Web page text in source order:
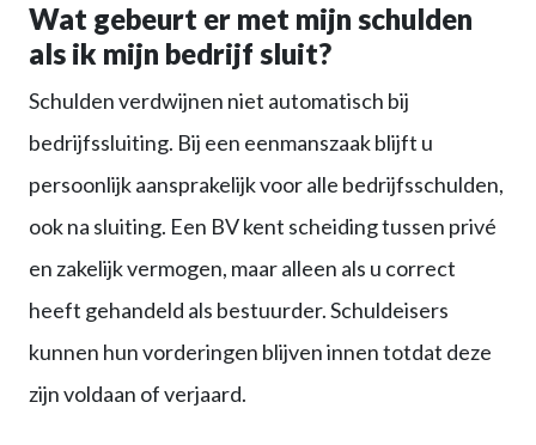
Wat gebeurt er met mijn schulden
als ik mijn bedrijf sluit?
Schulden verdwijnen niet automatisch bij
bedrijfssluiting. Bij een eenmanszaak blijft u
persoonlijk aansprakelijk voor alle bedrijfsschulden,
ook na sluiting. Een BV kent scheiding tussen privé
en zakelijk vermogen, maar alleen als u correct
heeft gehandeld als bestuurder. Schuldeisers
kunnen hun vorderingen blijven innen totdat deze
zijn voldaan of verjaard.